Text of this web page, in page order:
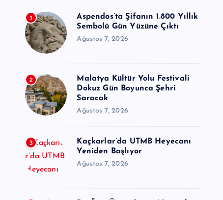
1
Aspendos’ta Şifanın 1.800 Yıllık
Sembolü Gün Yüzüne Çıktı
Ağustos 7, 2026
2
Malatya Kültür Yolu Festivali
Dokuz Gün Boyunca Şehri
Saracak
Ağustos 7, 2026
3
Kaçkarlar’da UTMB Heyecanı
Yeniden Başlıyor
Ağustos 7, 2026